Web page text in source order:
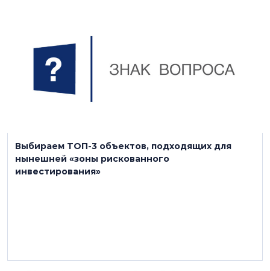
Выбираем ТОП-3 объектов, подходящих для
нынешней «зоны рискованного
инвестирования»